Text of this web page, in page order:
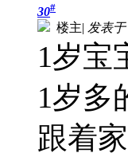
30#
楼主| 发表于
1岁宝
1岁多
跟着